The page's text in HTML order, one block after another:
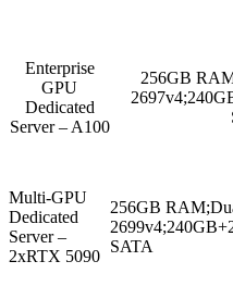
Enterprise
GPU
Dedicated
Server – A100
256GB
Multi-GPU
Dedicated
Server –
2xRTX 5090
256GB
SATA